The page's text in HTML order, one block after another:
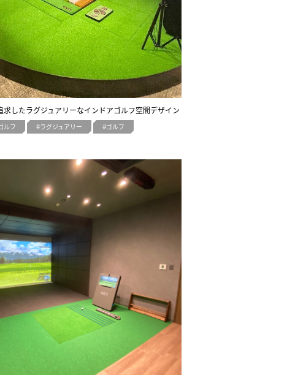
したラグジュアリーなインドアゴルフ空間デザイン
ルフ ラグジュアリー ゴルフ